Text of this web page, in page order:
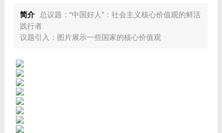
简介
总议题：“中国好人”：社会主义核心价值观的鲜活
践行者
议题引入：图片展示一些国家的核心价值观